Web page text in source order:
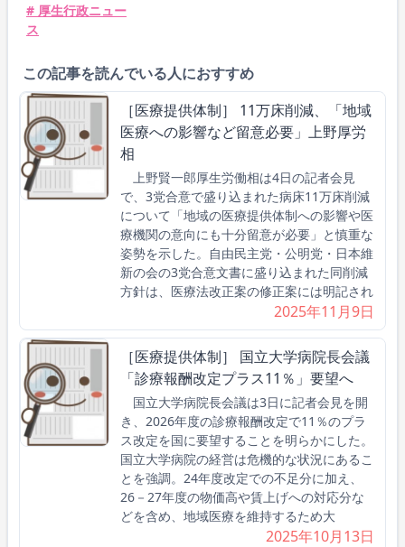
# 厚生行政ニュー
ス
この記事を読んでいる人におすすめ
［医療提供体制］ 11万床削減、「地域
医療への影響など留意必要」上野厚労
相
上野賢一郎厚生労働相は4日の記者会見
で、3党合意で盛り込まれた病床11万床削減
について「地域の医療提供体制への影響や医
療機関の意向にも十分留意が必要」と慎重な
姿勢を示した。自由民主党・公明党・日本維
新の会の3党合意文書に盛り込まれた同削減
方針は、医療法改正案の修正案には明記され
2025年11月9日
［医療提供体制］ 国立大学病院長会議
「診療報酬改定プラス11％」要望へ
国立大学病院長会議は3日に記者会見を開
き、2026年度の診療報酬改定で11％のプラ
ス改定を国に要望することを明らかにした。
国立大学病院の経営は危機的な状況にあるこ
とを強調。24年度改定での不足分に加え、
26－27年度の物価高や賃上げへの対応分な
どを含め、地域医療を維持するため大
2025年10月13日